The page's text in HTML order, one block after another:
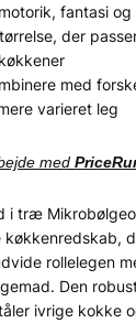
fantasi og
der
med
varieret leg
med
i træ
køkkenredskab,
rollelegen
Den
ivrige kokke